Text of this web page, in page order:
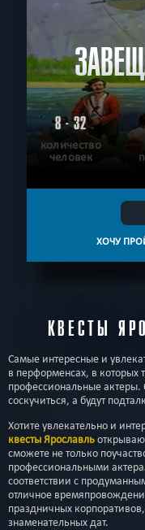
8 - 32
количество
человек
ХОЧУ
КВЕСТЫ
Самые интересные и
в перформенсах, в которых
профессиональные актеры.
соскучиться, а будут
Хотите увлекательно и
квесты Ярославль
сможете не только
профессиональными
соответствии с
отличное
праздничных
знаменательных дат.